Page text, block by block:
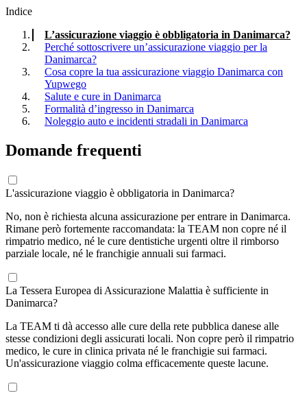
Indice
L’assicurazione viaggio è obbligatoria in Danimarca?
Perché sottoscrivere un’assicurazione viaggio per la
Danimarca?
Cosa copre la tua assicurazione viaggio Danimarca con
Yupwego
Salute e cure in Danimarca
Formalità d’ingresso in Danimarca
Noleggio auto e incidenti stradali in Danimarca
Domande frequenti
L'assicurazione viaggio è obbligatoria in Danimarca?
No, non è richiesta alcuna assicurazione per entrare in Danimarca.
Rimane però fortemente raccomandata: la TEAM non copre né il
rimpatrio medico, né le cure dentistiche urgenti oltre il rimborso
parziale locale, né le franchigie annuali sui farmaci.
La Tessera Europea di Assicurazione Malattia è sufficiente in
Danimarca?
La TEAM ti dà accesso alle cure della rete pubblica danese alle
stesse condizioni degli assicurati locali. Non copre però il rimpatrio
medico, le cure in clinica privata né le franchigie sui farmaci.
Un'assicurazione viaggio colma efficacemente queste lacune.